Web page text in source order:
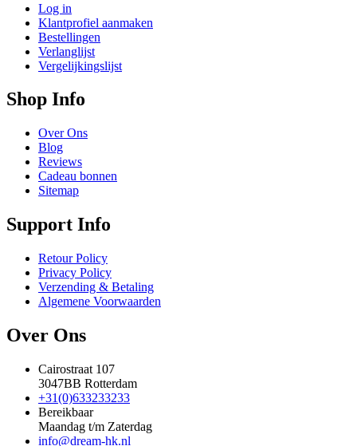
Log in
Klantprofiel aanmaken
Bestellingen
Verlanglijst
Vergelijkingslijst
Shop Info
Over Ons
Blog
Reviews
Cadeau bonnen
Sitemap
Support Info
Retour Policy
Privacy Policy
Verzending & Betaling
Algemene Voorwaarden
Over Ons
Cairostraat 107
3047BB Rotterdam
+31(0)633233233
Bereikbaar
Maandag t/m Zaterdag
info@dream-hk.nl